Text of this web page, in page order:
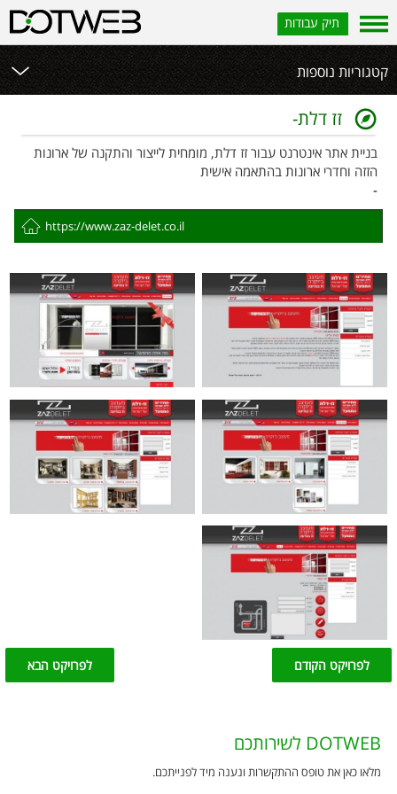
תיק עבודות
קטגוריות נוספות
זז דלת-
בניית אתר אינטרנט עבור זז דלת, מומחית לייצור והתקנה של ארונות
הזזה וחדרי ארונות בהתאמה אישית
-
https://www.zaz-delet.co.il
לפרויקט הבא לפרויקט הקודם
DOTWEB לשירותכם
מלאו כאן את טופס ההתקשרות ונענה מיד לפנייתכם.